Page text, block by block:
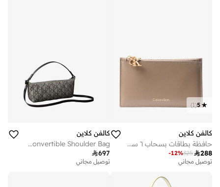
5
(
1
)
كالفن كلاين
حافظة بطاقات بسحاب ٦ سي سي
288
325
-12%
توصيل مجاني
كالفن كلاين
Emblem Jacquard Convertible Shoulder Bag
697
توصيل مجاني